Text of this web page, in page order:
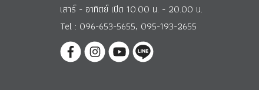
เสาร์ - อาทิตย์ เปิด 10.00 น. - 20.00 น.
Tel : 096-653-5655, 095-193-2655